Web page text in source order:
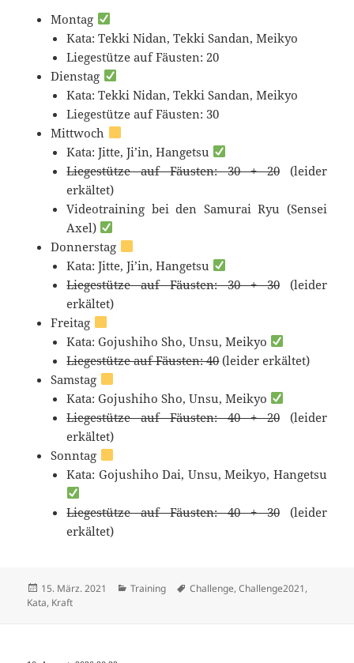
Montag
Kata: Tekki Nidan, Tekki Sandan, Meikyo
Liegestütze auf Fäusten: 20
Dienstag
Kata: Tekki Nidan, Tekki Sandan, Meikyo
Liegestütze auf Fäusten: 30
Mittwoch
Kata: Jitte, Ji’in, Hangetsu
Liegestütze auf Fäusten: 30 + 20(leider
erkältet)
Videotraining bei den Samurai Ryu (Sensei
Axel)
Donnerstag
Kata: Jitte, Ji’in, Hangetsu
Liegestütze auf Fäusten: 30 + 30(leider
erkältet)
Freitag
Kata: Gojushiho Sho, Unsu, Meikyo
Liegestütze auf Fäusten: 40(leider erkältet)
Samstag
Kata: Gojushiho Sho, Unsu, Meikyo
Liegestütze auf Fäusten: 40 + 20(leider
erkältet)
Sonntag
Kata: Gojushiho Dai, Unsu, Meikyo, Hangetsu
Liegestütze auf Fäusten: 40 + 30(leider
erkältet)
Veröffentlicht
am
15. März. 2021 Kategorien
Training Schlagwörter
Challenge,Challenge2021,
Kata, Kraft